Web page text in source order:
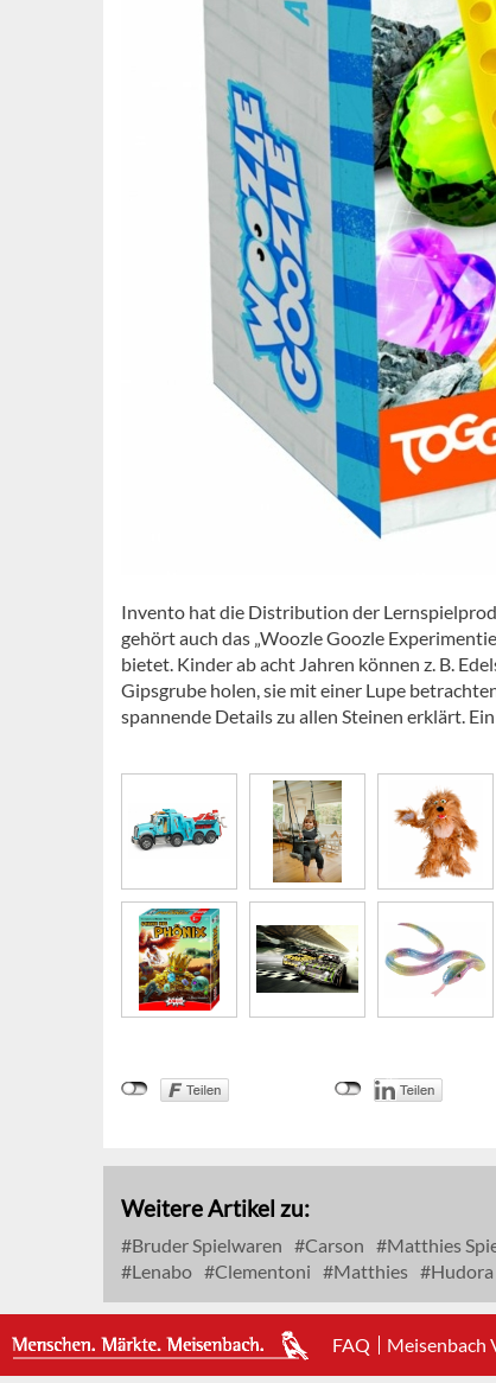
Invento hat die Distribution der
gehört auch das „Woozle Goozle
bietet. Kinder ab acht Jahren können z. B.
Gipsgrube holen, sie mit einer Lupe
spannende Details zu allen Steinen erklärt.
Weitere Artikel zu:
Bruder Spielwaren Carson Matthies
Lenabo
Clementoni Matthies Hudora
FAQ Meisenbach